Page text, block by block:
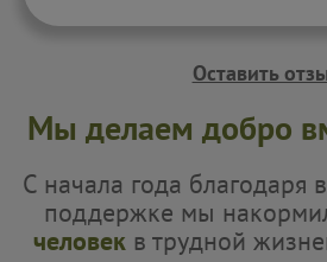
спасибо за внимательность к
Оставить
Мы делаем добро
С начала года благодаря
поддержке мы
человек в трудной